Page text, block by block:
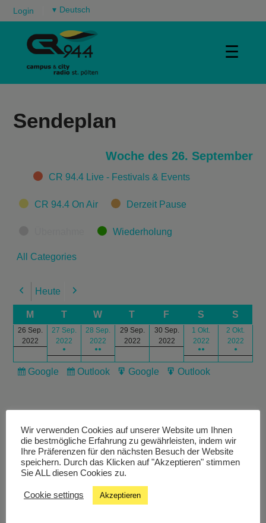
Login ▾
☰
Sendeplan
Woche des 26. September
CategoriesCR 94.4 Live - Festivals & Events
CR 94.4 On Air Derzeit Pause
Wiederholung
All Categories
Previous
Heute Next
M T W T F S S
26 Sep.
2022
27 Sep.
2022
●
28 Sep.
2022
●●
29 Sep.
2022
30 Sep.
2022
1 Okt.
2022
●●
2 Okt.
2022
●
Subscribe
Google
Subscribe
Outlook
Export
Google
Export
Outlook
Livestream
Studiochat
Wir verwenden Cookies auf unserer Website um Ihnen
die bestmögliche Erfahrung zu gewährleisten, indem wir
Ihre Präferenzen für den nächsten Besuch der Website
speichern. Durch das Klicken auf "Akzeptieren" stimmen
Sie ALL diesen Cookies zu.
Cookie settings Akzeptieren